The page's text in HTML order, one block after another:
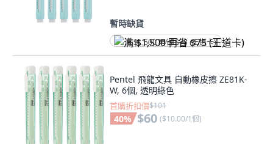
暫時缺貨
满 $1,500 再省 $75 (王道卡)
Pentel 飛龍文具 自動橡皮擦 ZE81K-
W, 6個, 透明綠色
首購折扣價$101
40% $60 ($10.00/1個)